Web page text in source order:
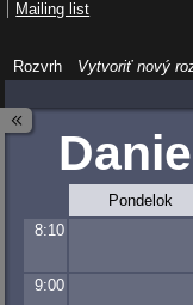
Pondelok
8:10
9:00
Rozvrh Vytvoriť nový
Mailing list